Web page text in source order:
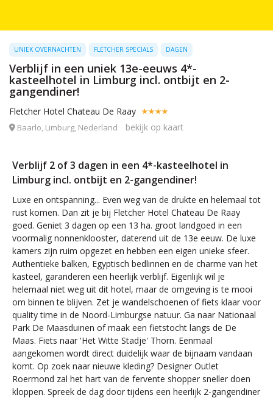
UNIEK OVERNACHTEN FLETCHER SPECIALS DAGEN
Verblijf in een uniek 13e-eeuws 4*-
kasteelhotel in Limburg incl. ontbijt en 2-
gangendiner!
Fletcher Hotel Chateau De Raay
Baarlo, Limburg, Nederland bekijk op kaart
Verblijf 2 of 3 dagen in een 4*-kasteelhotel in
Limburg incl. ontbijt en 2-gangendiner!
Luxe en ontspanning... Even weg van de drukte en helemaal tot
rust komen. Dan zit je bij Fletcher Hotel Chateau De Raay
goed. Geniet 3 dagen op een 13 ha. groot landgoed in een
voormalig nonnenklooster, daterend uit de 13e eeuw. De luxe
kamers zijn ruim opgezet en hebben een eigen unieke sfeer.
Authentieke balken, Egyptisch bedlinnen en de charme van het
kasteel, garanderen een heerlijk verblijf. Eigenlijk wil je
helemaal niet weg uit dit hotel, maar de omgeving is te mooi
om binnen te blijven. Zet je wandelschoenen of fiets klaar voor
quality time in de Noord-Limburgse natuur. Ga naar Nationaal
Park De Maasduinen of maak een fietstocht langs de De
Maas. Fiets naar 'Het Witte Stadje' Thorn. Eenmaal
aangekomen wordt direct duidelijk waar de bijnaam vandaan
komt. Op zoek naar nieuwe kleding? Designer Outlet
Roermond zal het hart van de fervente shopper sneller doen
kloppen. Spreek de dag door tijdens een heerlijk 2-gangendiner